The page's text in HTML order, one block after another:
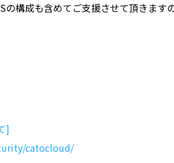
構成も含めてご支援させて頂きます
]
catocloud/